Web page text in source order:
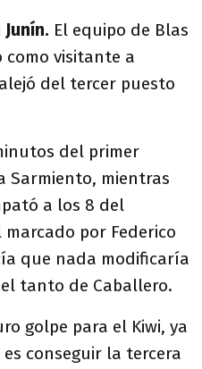
El equipo de Blas
visitante a
del tercer puesto
del primer
Sarmiento, mientras
a los 8 del
por Federico
que nada modificaría
tanto de Caballero.
golpe para el Kiwi, ya
conseguir la tercera